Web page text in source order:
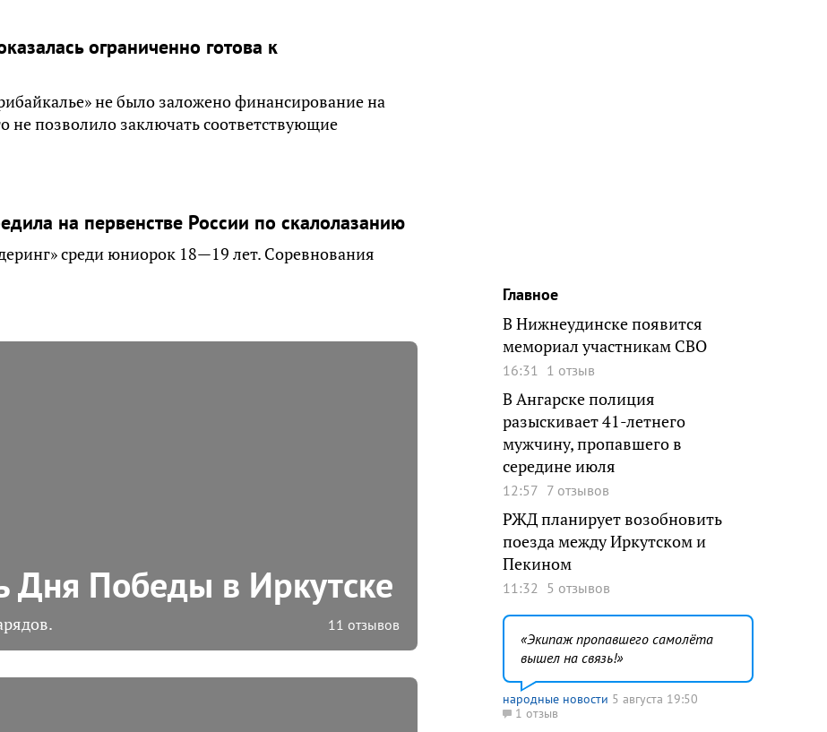
ограниченно готова к
не было заложено финансирование на
не позволило заключать соответствующие
на первенстве России по скалолазанию
среди юниорок 18—19 лет. Соревнования
Дня Победы в Иркутске
11 отзывов
Главное
В Нижнеудинске появится
мемориал участникам СВО
16:31 1 отзыв
В Ангарске полиция
разыскивает 41-летнего
мужчину, пропавшего в
середине июля
12:57 7 отзывов
РЖД планирует возобновить
поезда между Иркутском и
Пекином
11:32 5 отзывов
Экипаж пропавшего самолёта
вышел на связь!
народные новости 5 августа 19:50
1 отзыв